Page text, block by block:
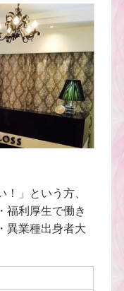
！」という方、
福利厚生で働き
異業種出身者大